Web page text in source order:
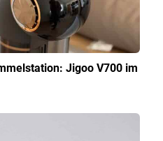
Jigoo V700 im